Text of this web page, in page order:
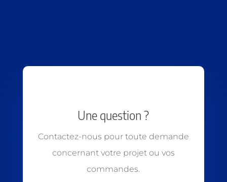
Une question ?
Contactez-nous pour toute demande
concernant votre projet ou vos
commandes.